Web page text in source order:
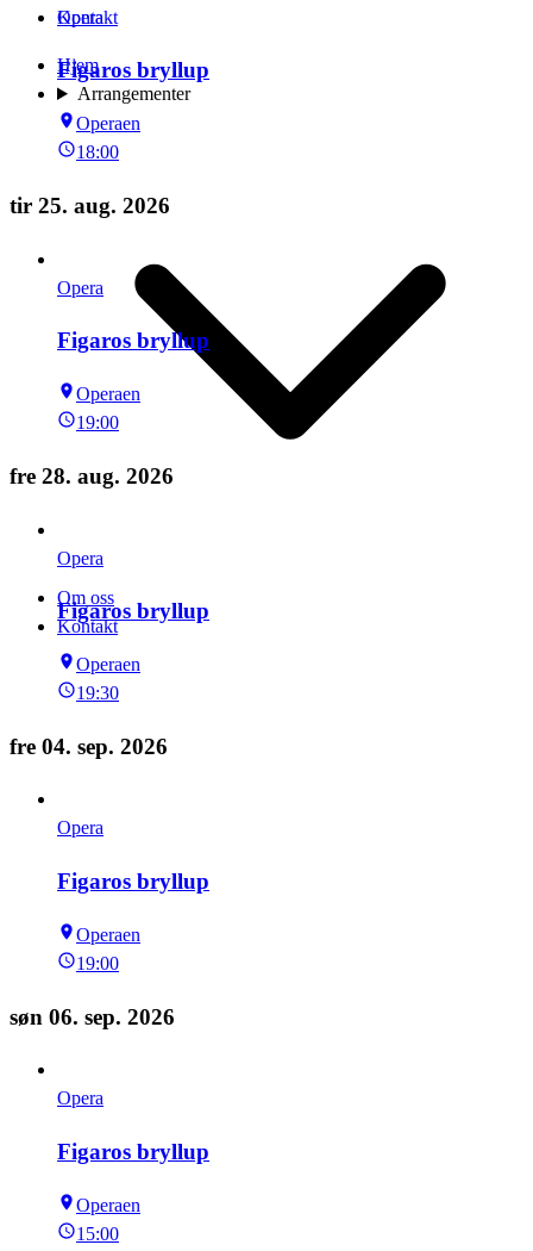
Kontakt
Hjem
Arrangementer
Om oss
Kontakt
Opera
Figaros bryllup
Operaen
18:00
tir 25. aug. 2026
Opera
Figaros bryllup
Operaen
19:00
fre 28. aug. 2026
Opera
Figaros bryllup
Operaen
19:30
fre 04. sep. 2026
Opera
Figaros bryllup
Operaen
19:00
søn 06. sep. 2026
Opera
Figaros bryllup
Operaen
15:00